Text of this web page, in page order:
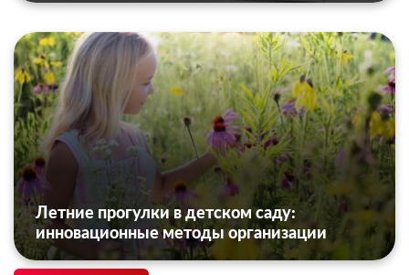
Летние прогулки в детском саду:
инновационные методы организации